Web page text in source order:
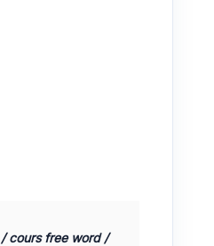
cours free word /